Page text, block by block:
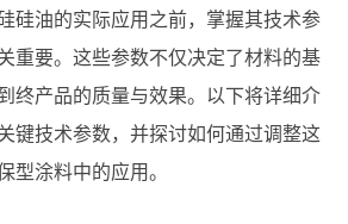
硅油的实际应用之前，掌握其技术参
重要。这些参数不仅决定了材料的基
终产品的质量与效果。以下将详细介
键技术参数，并探讨如何通过调整这
型涂料中的应用。